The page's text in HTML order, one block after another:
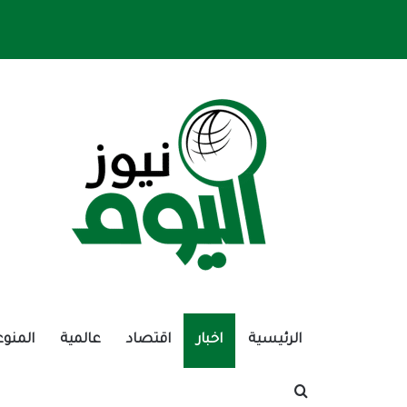
الرئيسية اخبار اقتصاد عالمية
بحث عن